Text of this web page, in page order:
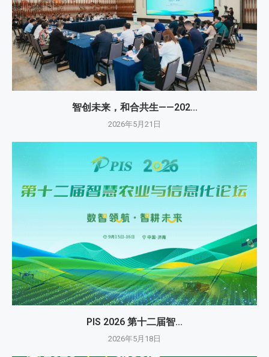
智创未来，和合共生——202...
2026年5月21日
PIS 2026 第十二届智...
2026年5月18日